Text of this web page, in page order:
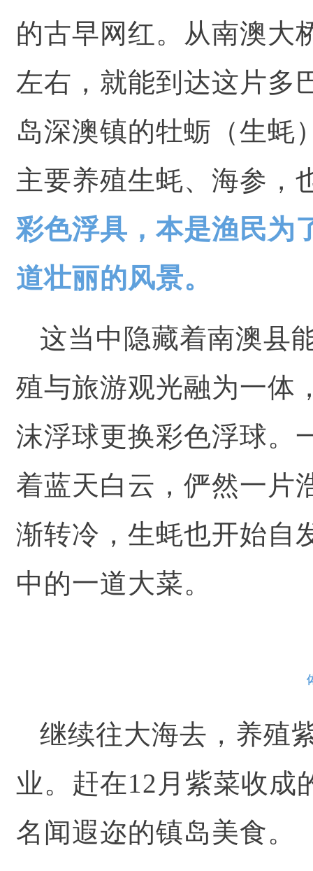
的古早网红。从南澳大
左右，就能到达这片多
岛深澳镇的牡蛎（生蚝
主要养殖生蚝、海参，
彩色浮具，本是渔民为
道壮丽的风景。
这当中隐藏着南澳县
殖与旅游观光融为一体
沫浮球更换彩色浮球。
着蓝天白云，俨然一片
渐转冷，生蚝也开始自
中的一道大菜。
继续往大海去，养殖
业。赶在12月紫菜收成
名闻遐迩的镇岛美食。